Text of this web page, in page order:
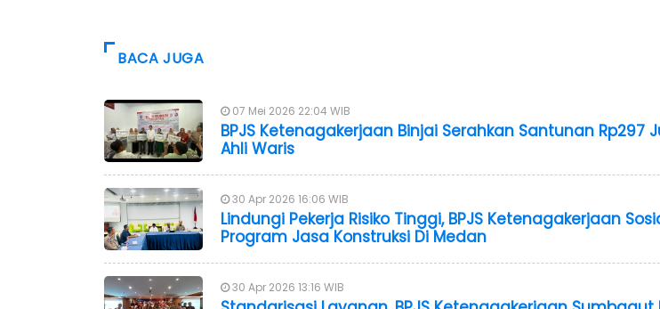
BACA JUGA
07 Mei 2026 22:04 WIB
BPJS Ketenagakerjaan Binjai Serahkan Santunan Rp297
Ahli Waris
30 Apr 2026 16:06 WIB
Lindungi Pekerja Risiko Tinggi, BPJS Ketenagakerjaan
Program Jasa Konstruksi Di Medan
30 Apr 2026 13:16 WIB